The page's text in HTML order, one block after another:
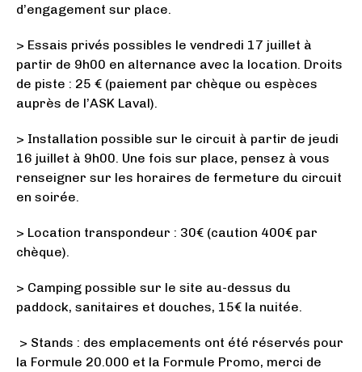
d’engagement sur place.
> Essais privés possibles le vendredi 17 juillet à
partir de 9h00 en alternance avec la location. Droits
de piste : 25 € (paiement par chèque ou espèces
auprès de l’ASK Laval).
> Installation possible sur le circuit à partir de jeudi
16 juillet à 9h00. Une fois sur place, pensez à vous
renseigner sur les horaires de fermeture du circuit
en soirée.
> Location transpondeur : 30€ (caution 400€ par
chèque).
> Camping possible sur le site au-dessus du
paddock, sanitaires et douches, 15€ la nuitée.
> Stands : des emplacements ont été réservés pour
la Formule 20.000 et la Formule Promo, merci de